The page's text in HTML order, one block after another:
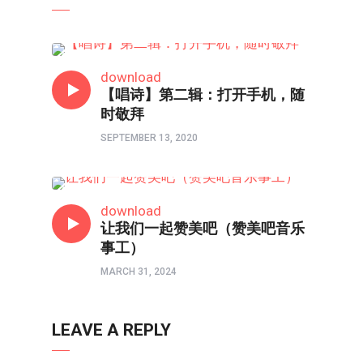
download
【唱诗】第二辑：打开手机，随
时敬拜
SEPTEMBER 13, 2020
download
让我们一起赞美吧（赞美吧音乐
事工）
MARCH 31, 2024
LEAVE A REPLY